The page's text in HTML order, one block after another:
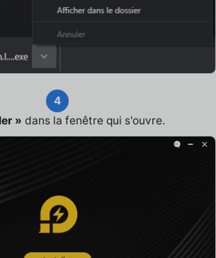
4
» dans la fenêtre qui s'ouvre.